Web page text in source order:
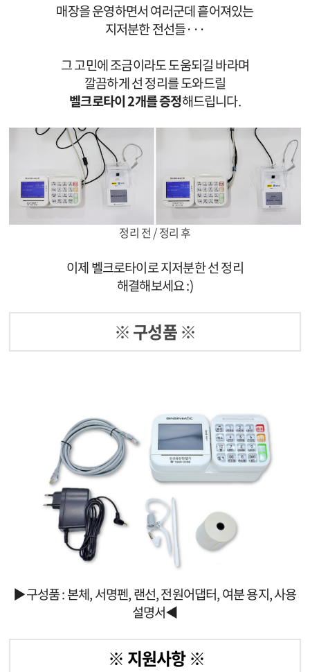
매장을 운영하면서 여러군데 흩어져있는
지저분한 전선들· · ·
그 고민에 조금이라도 도움되길 바라며
깔끔하게 선 정리를 도와드릴
벨크로타이 2개를 증정해드립니다.
정리 전 / 정리 후
이제 벨크로타이로 지저분한 선 정리
해결해보세요 :)
※ 구성품 ※
▶구성품 : 본체, 서명펜, 랜선, 전원어댑터, 여분 용지, 사용
설명서◀
※ 지원사항 ※